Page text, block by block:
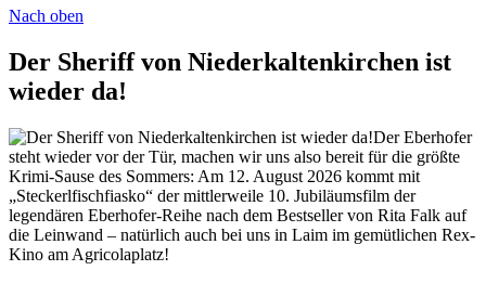
Nach oben
Der Sheriff von Niederkaltenkirchen ist
wieder da!
Der Eberhofer
steht wieder vor der Tür, machen wir uns also bereit für die größte
Krimi-Sause des Sommers: Am 12. August 2026 kommt mit
„Steckerlfischfiasko“ der mittlerweile 10. Jubiläumsfilm der
legendären Eberhofer-Reihe nach dem Bestseller von Rita Falk auf
die Leinwand – natürlich auch bei uns in Laim im gemütlichen Rex-
Kino am Agricolaplatz!